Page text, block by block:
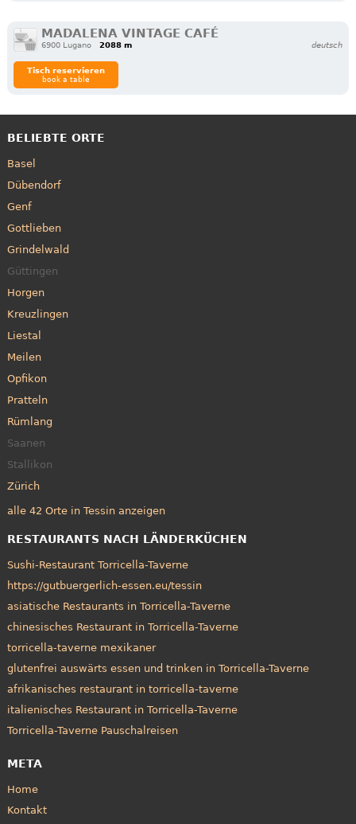
MADALENA VINTAGE CAFÉ
6900 Lugano 2088 m deutsch
Tisch reservieren
book a table
BELIEBTE ORTE
Basel
Dübendorf
Genf
Gottlieben
Grindelwald
Güttingen
Horgen
Kreuzlingen
Liestal
Meilen
Opfikon
Pratteln
Rümlang
Saanen
Stallikon
Zürich
alle 42 Orte in Tessin anzeigen
RESTAURANTS NACH LÄNDERKÜCHEN
Sushi-Restaurant Torricella-Taverne
https://gutbuergerlich-essen.eu/tessin
asiatische Restaurants in Torricella-Taverne
chinesisches Restaurant in Torricella-Taverne
torricella-taverne mexikaner
glutenfrei auswärts essen und trinken in Torricella-Taverne
afrikanisches restaurant in torricella-taverne
italienisches Restaurant in Torricella-Taverne
Torricella-Taverne Pauschalreisen
META
Home
Kontakt